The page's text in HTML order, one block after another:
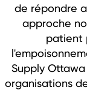
de répondre
approche
patient
Supply
organisations